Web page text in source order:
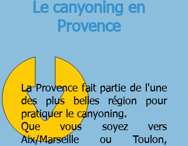
Le canyoning en
Provence
La Provence fait partie de l'une
des plus belles région pour
pratiquer le canyoning.
Que vous soyez vers
Aix/Marseille ou Toulon,